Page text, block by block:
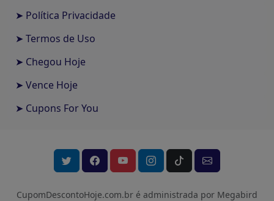
➤ Política Privacidade
➤ Termos de Uso
➤ Chegou Hoje
➤ Vence Hoje
➤ Cupons For You
CupomDescontoHoje.com.br é administrada por Megabird